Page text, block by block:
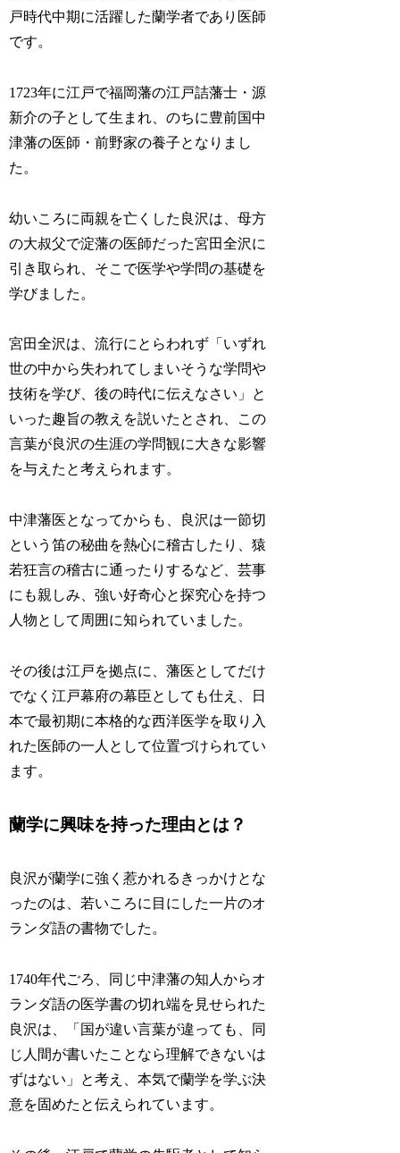
戸時代中期に活躍した蘭学者であり医師
です。
1723年に江戸で福岡藩の江戸詰藩士・源
新介の子として生まれ、のちに豊前国中
津藩の医師・前野家の養子となりまし
た。
幼いころに両親を亡くした良沢は、母方
の大叔父で淀藩の医師だった宮田全沢に
引き取られ、そこで医学や学問の基礎を
学びました。
宮田全沢は、流行にとらわれず「いずれ
世の中から失われてしまいそうな学問や
技術を学び、後の時代に伝えなさい」と
いった趣旨の教えを説いたとされ、この
言葉が良沢の生涯の学問観に大きな影響
を与えたと考えられます。
中津藩医となってからも、良沢は一節切
という笛の秘曲を熱心に稽古したり、猿
若狂言の稽古に通ったりするなど、芸事
にも親しみ、強い好奇心と探究心を持つ
人物として周囲に知られていました。
その後は江戸を拠点に、藩医としてだけ
でなく江戸幕府の幕臣としても仕え、日
本で最初期に本格的な西洋医学を取り入
れた医師の一人として位置づけられてい
ます。
蘭学に興味を持った理由とは？
良沢が蘭学に強く惹かれるきっかけとな
ったのは、若いころに目にした一片のオ
ランダ語の書物でした。
1740年代ごろ、同じ中津藩の知人からオ
ランダ語の医学書の切れ端を見せられた
良沢は、「国が違い言葉が違っても、同
じ人間が書いたことなら理解できないは
ずはない」と考え、本気で蘭学を学ぶ決
意を固めたと伝えられています。